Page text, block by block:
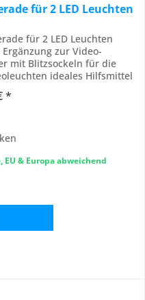
für 2 LED Leuchten
für 2 LED Leuchten
zur Video-
mit Blitzsockeln für die
ideales Hilfsmittel
bei der Verwendung
*
EU & Europa abweichend